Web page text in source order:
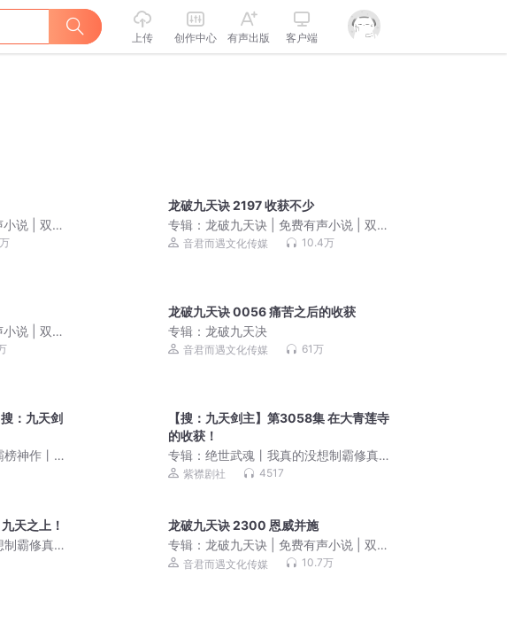
上传 创作中心 有声出版 客户端
说 | 双播
龙破九天诀 2197 收获不少
专辑：龙破九天诀 | 免费有声小说 | 双播
精配音君而遇文化传媒 10.4万
说 | 双播
龙破九天诀 0056 痛苦之后的收获
专辑：龙破九天决
音君而遇文化传媒 61万
：九天剑
神作丨
社制作 |
【搜：九天剑主】第3058集 在大青莲寺
的收获！
专辑：绝世武魂丨我真的没想制霸修真
界丨全网60亿点击玄幻巨作丨紫襟剧社
紫襟剧社 4517
天之上！
制霸修真
襟剧社
龙破九天诀 2300 恩威并施
专辑：龙破九天诀 | 免费有声小说 | 双播
精配音君而遇文化传媒 10.7万